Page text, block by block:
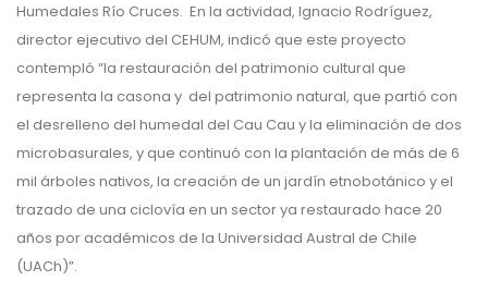
Humedales Río Cruces. En la actividad, Ignacio Rodríguez,
director ejecutivo del CEHUM, indicó que este proyecto
contempló “la restauración del patrimonio cultural que
representa la casona y del patrimonio natural, que partió con
el desrelleno del humedal del Cau Cau y la eliminación de dos
microbasurales, y que continuó con la plantación de más de 6
mil árboles nativos, la creación de un jardín etnobotánico y el
trazado de una ciclovía en un sector ya restaurado hace 20
años por académicos de la Universidad Austral de Chile
(UACh)”.